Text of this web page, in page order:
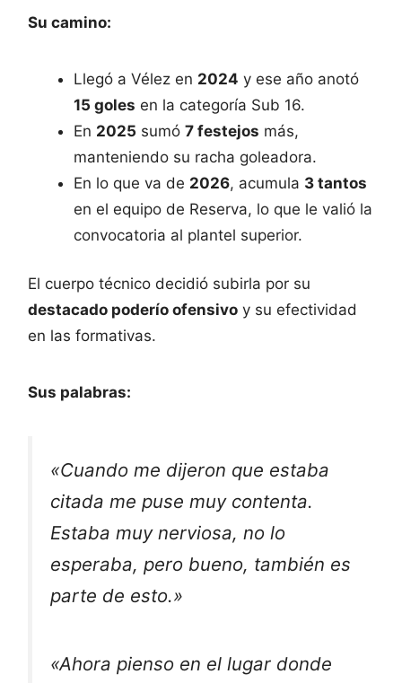
Su camino:
Llegó a Vélez en 2024 y ese año anotó
15 goles en la categoría Sub 16.
En 2025 sumó 7 festejos más,
manteniendo su racha goleadora.
En lo que va de 2026, acumula 3 tantos
en el equipo de Reserva, lo que le valió la
convocatoria al plantel superior.
El cuerpo técnico decidió subirla por su
destacado poderío ofensivo y su efectividad
en las formativas.
Sus palabras:
«Cuando me dijeron que estaba
citada me puse muy contenta.
Estaba muy nerviosa, no lo
esperaba, pero bueno, también es
parte de esto.»
«Ahora pienso en el lugar donde